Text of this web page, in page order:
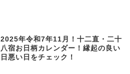
2025年令和7年11月！十二直・二十
八宿お日柄カレンダー！縁起の良い
日悪い日をチェック！